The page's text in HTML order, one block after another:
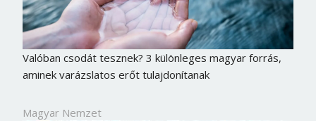
Valóban csodát tesznek? 3 különleges magyar forrás,
aminek varázslatos erőt tulajdonítanak
Magyar Nemzet